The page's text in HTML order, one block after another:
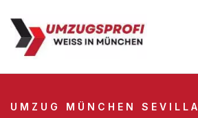
UMZUG MÜNCHEN SEVILLA